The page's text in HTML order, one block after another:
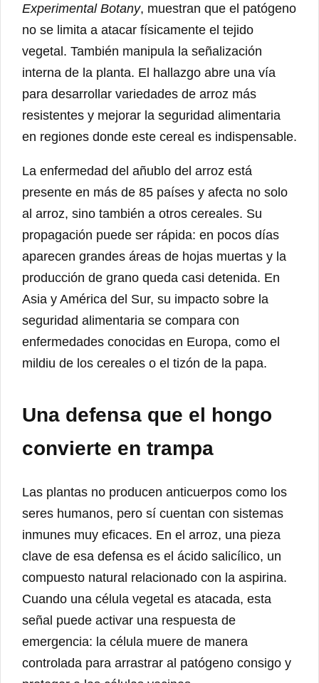
Experimental Botany, muestran que el patógeno
no se limita a atacar físicamente el tejido
vegetal. También manipula la señalización
interna de la planta. El hallazgo abre una vía
para desarrollar variedades de arroz más
resistentes y mejorar la seguridad alimentaria
en regiones donde este cereal es indispensable.
La enfermedad del añublo del arroz está
presente en más de 85 países y afecta no solo
al arroz, sino también a otros cereales. Su
propagación puede ser rápida: en pocos días
aparecen grandes áreas de hojas muertas y la
producción de grano queda casi detenida. En
Asia y América del Sur, su impacto sobre la
seguridad alimentaria se compara con
enfermedades conocidas en Europa, como el
mildiu de los cereales o el tizón de la papa.
Una defensa que el hongo
convierte en trampa
Las plantas no producen anticuerpos como los
seres humanos, pero sí cuentan con sistemas
inmunes muy eficaces. En el arroz, una pieza
clave de esa defensa es el ácido salicílico, un
compuesto natural relacionado con la aspirina.
Cuando una célula vegetal es atacada, esta
señal puede activar una respuesta de
emergencia: la célula muere de manera
controlada para arrastrar al patógeno consigo y